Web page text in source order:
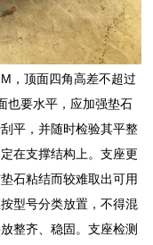
，顶面四角高差不超过
也要水平，应加强垫石
平，并随时检验其平整
在支撑结构上。支座更
石粘结而较难取出可用
型号分类放置，不得混
整齐、稳固。支座检测